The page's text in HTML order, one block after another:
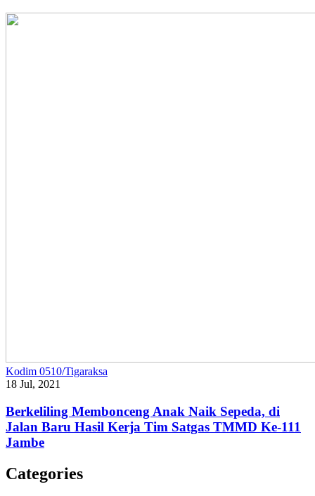
Kodim 0510/Tigaraksa
18 Jul, 2021
Berkeliling Membonceng Anak Naik Sepeda, di
Jalan Baru Hasil Kerja Tim Satgas TMMD Ke-111
Jambe
Categories